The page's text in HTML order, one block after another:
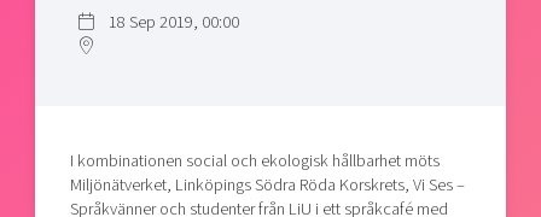
Shaping cities and regions
East Sweden Tech Women
Reversed mentorship
Upscaling
Our community of companies
ProjectsToday's lunch in Mjärdevi
18 Sep 2019, 00:00
I kombinationen social och ekologisk hållbarhet möts
Miljönätverket, Linköpings Södra Röda Korskrets, Vi Ses –
Språkvänner och studenter från LiU i ett språkcafé med